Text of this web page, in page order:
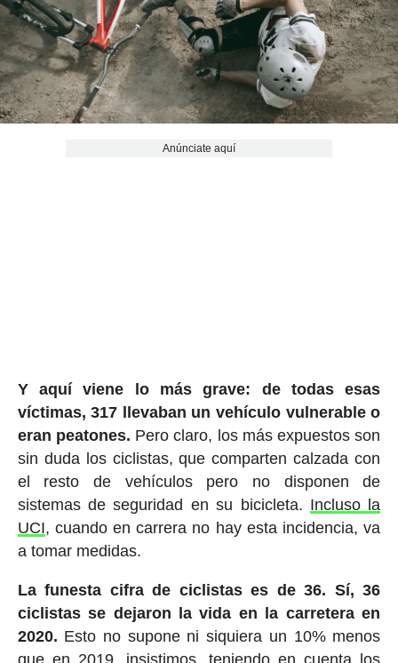
Anúnciate aquí
Y aquí viene lo más grave: de todas esas
víctimas, 317 llevaban un vehículo vulnerable o
eran peatones. Pero claro, los más expuestos son
sin duda los ciclistas, que comparten calzada con
el resto de vehículos pero no disponen de
sistemas de seguridad en su bicicleta. Incluso la
UCI, cuando en carrera no hay esta incidencia, va
a tomar medidas.
La funesta cifra de ciclistas es de 36. Sí, 36
ciclistas se dejaron la vida en la carretera en
2020. Esto no supone ni siquiera un 10% menos
que en 2019, insistimos, teniendo en cuenta los